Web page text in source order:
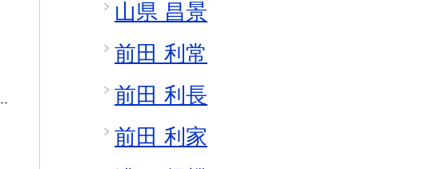
山県 昌景
前田 利常
前田 利長
前田 利家